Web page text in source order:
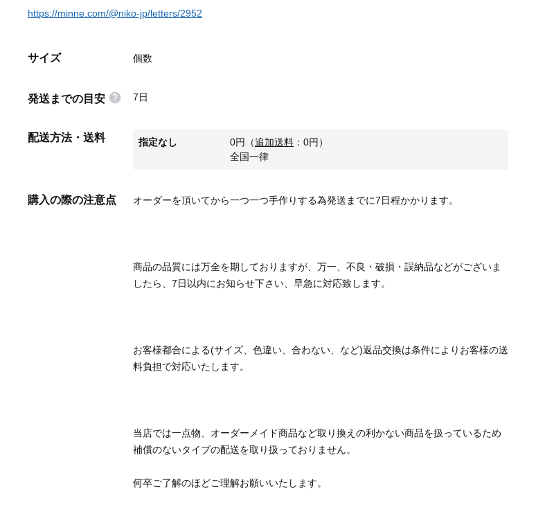
https://minne.com/@niko-jp/letters/2952
サイズ 個数
発送までの目安 7日
配送方法・送料 指定なし 0円 （追加送料 ： 0円）
全国一律
購入の際の注意点
商品の品質には万全を期しておりますが、万一、不良・破損・誤納品などがございま
お客様都合による(サイズ、色違い、合わない、など)返品交換は条件によりお客様の送
当店では一点物、オーダーメイド商品など取り換えの利かない商品を扱っているため